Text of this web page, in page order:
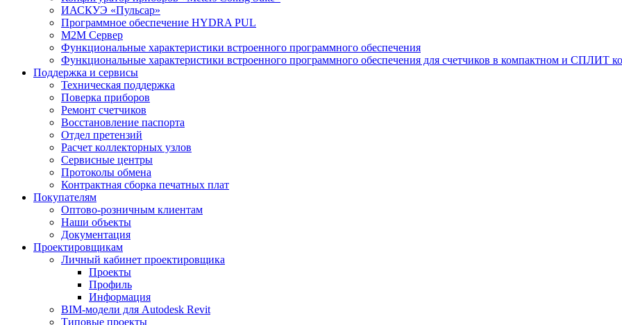
ИАСКУЭ «Пульсар»
Программное обеспечение HYDRA PUL
M2M Сервер
Функциональные характеристики встроенного программного обеспечения
Функциональные характеристики встроенного программного обеспечения для счетчиков в компактном и СПЛИТ
Поддержка и сервисы
Техническая поддержка
Поверка приборов
Ремонт счетчиков
Восстановление паспорта
Отдел претензий
Расчет коллекторных узлов
Сервисные центры
Протоколы обмена
Контрактная сборка печатных плат
Покупателям
Оптово-розничным клиентам
Наши объекты
Документация
Проектировщикам
Личный кабинет проектировщика
Проекты
Профиль
Информация
BIM-модели для Autodesk Revit
Типовые проекты